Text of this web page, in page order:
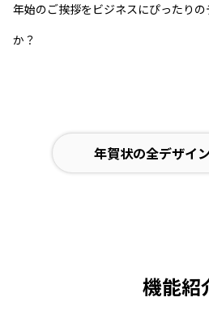
年始のご挨拶をビジネスにぴったり
か？
年賀状の全デザイ
機能紹